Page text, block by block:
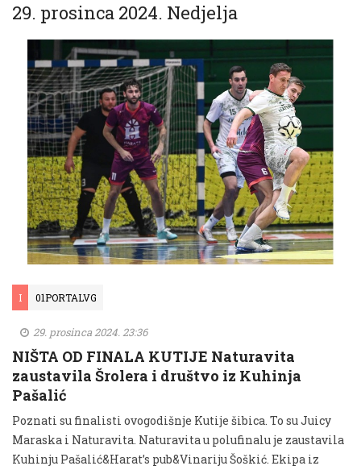
29. prosinca 2024. Nedjelja
I 01PORTALVG
29. prosinca 2024. 23:36
NIŠTA OD FINALA KUTIJE Naturavita
zaustavila Šrolera i društvo iz Kuhinja
Pašalić
Poznati su finalisti ovogodišnje Kutije šibica. To su Juicy
Maraska i Naturavita. Naturavita u polufinalu je zaustavila
Kuhinju Pašalić&Harat’s pub&Vinariju Šoškić. Ekipa iz